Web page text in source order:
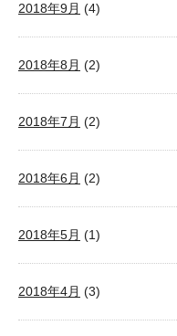
2018年9月 (4)
2018年8月 (2)
2018年7月 (2)
2018年6月 (2)
2018年5月 (1)
2018年4月 (3)